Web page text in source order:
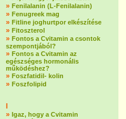
» Fenilalanin (L-Fenilalanin)
» Fenugreek mag
» Fitline joghurtpor elkészítése
» Fitoszterol
» Fontos a Cvitamin a csontok
szempontjából?
» Fontos a Cvitamin az
egészséges hormonális
működéshez?
» Foszfatidil- kolin
» Foszfolipid
» Igaz, hogy a Cvitamin